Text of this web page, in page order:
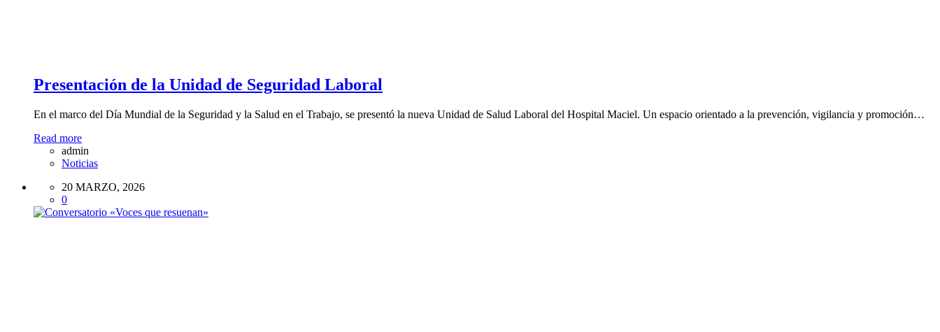
Presentación de la Unidad de Seguridad Laboral
En el marco del Día Mundial de la Seguridad y la Salud en el Trabajo, se presentó la nueva Unidad de Salud Laboral del Hospital Maciel. Un espacio orientado a la prevención, vigilancia y promoción…
Read more
admin
Noticias
20 MARZO, 2026
0